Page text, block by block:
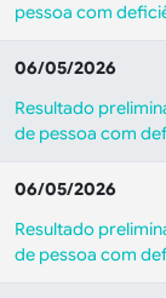
pessoa com
06/05/2026
Resultado
de pessoa com
06/05/2026
Resultado
de pessoa com